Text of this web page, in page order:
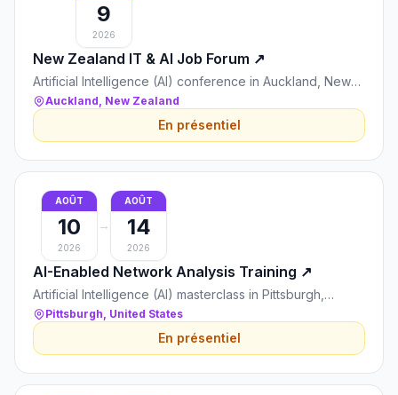
9
2026
New Zealand IT & AI Job Forum ↗
Artificial Intelligence (AI) conference in Auckland, New
Zealand
Auckland, New Zealand
En présentiel
AOÛT
10
2026
→
AOÛT
14
2026
AI-Enabled Network Analysis Training ↗
Artificial Intelligence (AI) masterclass in Pittsburgh,
United States
Pittsburgh, United States
En présentiel